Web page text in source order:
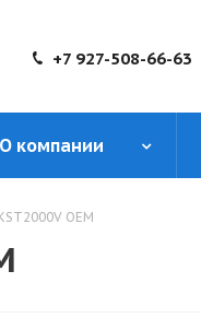
+7 927-508-66-63
О компании
OEM